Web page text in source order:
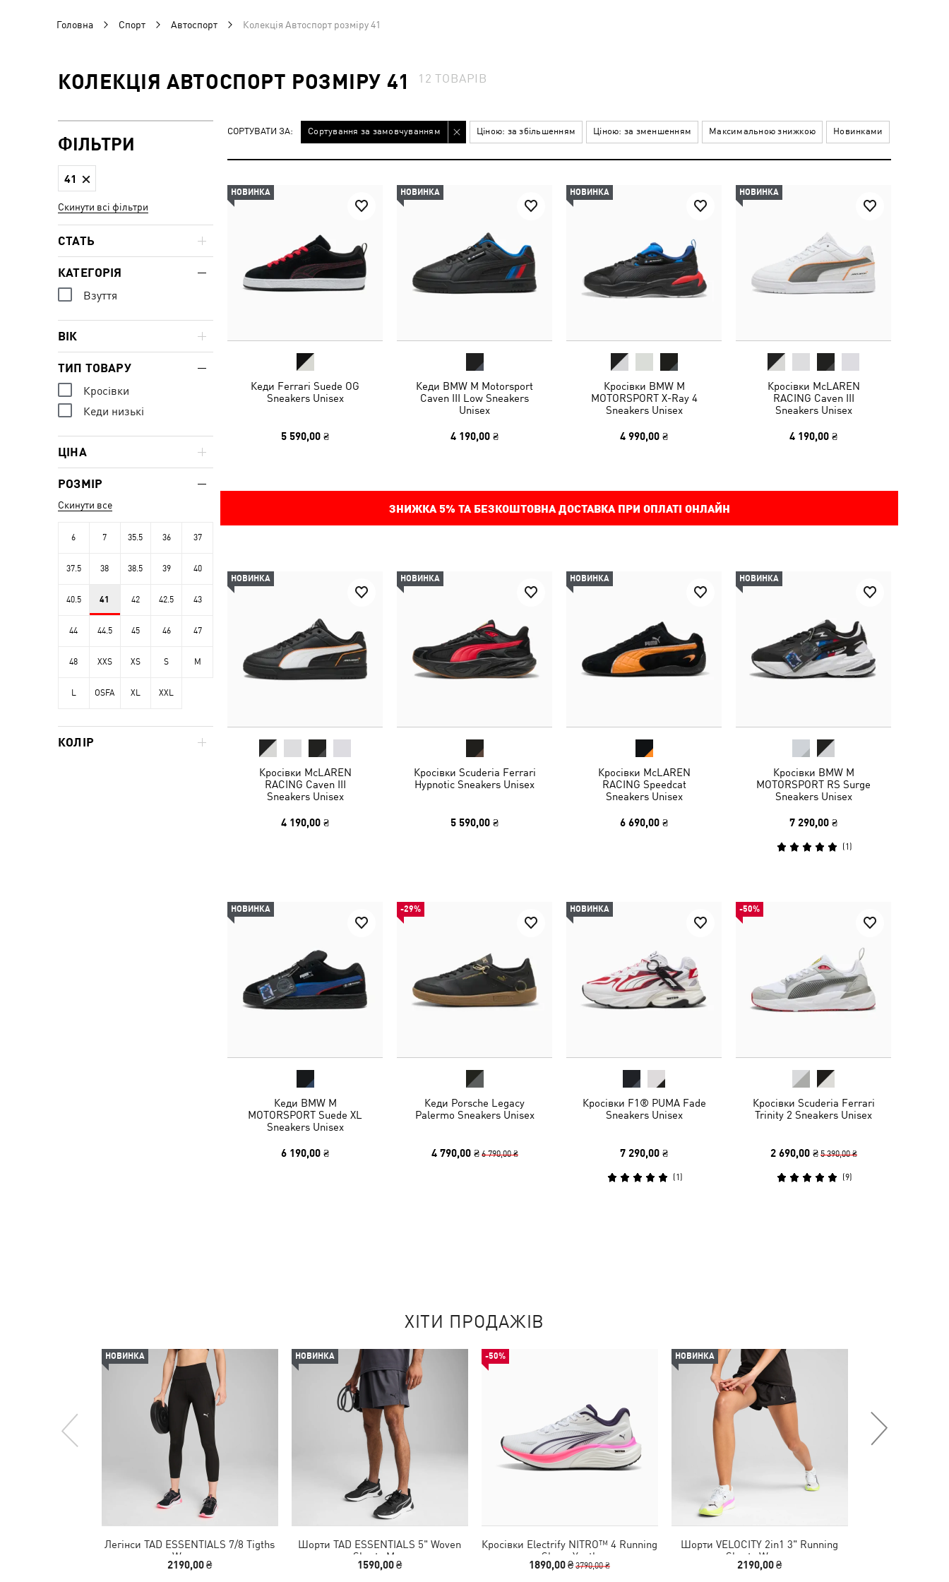
Головна Спорт Автоспорт Колекція Автоспорт розміру 41
КОЛЕКЦІЯ АВТОСПОРТ РОЗМІРУ 41 12ТОВАРІВ
СОРТУВАТИ ЗА: Сортування за замовчуванням Ціною: за збільшенням Ціною: за зменшенням Максимальною знижкою Новинками
НОВИНКА
Кеди Ferrari Suede OG
Sneakers Unisex
5 590,00 ₴
НОВИНКА
Кеди BMW M Motorsport
Caven III Low Sneakers
Unisex
4 190,00 ₴
НОВИНКА
Кросівки BMW M
MOTORSPORT X-Ray 4
Sneakers Unisex
4 990,00 ₴
НОВИНКА
Кросівки McLAREN
RACING Caven III
Sneakers Unisex
4 190,00 ₴
ЗНИЖКА 5% ТА БЕЗКОШТОВНА ДОСТАВКА ПРИ ОПЛАТІ ОНЛАЙН
НОВИНКА
Кросівки McLAREN
RACING Caven III
Sneakers Unisex
4 190,00 ₴
НОВИНКА
Кросівки Scuderia Ferrari
Hypnotic Sneakers Unisex
5 590,00 ₴
НОВИНКА
Кросівки McLAREN
RACING Speedcat
Sneakers Unisex
6 690,00 ₴
НОВИНКА
Кросівки BMW M
MOTORSPORT RS Surge
Sneakers Unisex
7 290,00 ₴
(1 )
НОВИНКА
Кеди BMW M
MOTORSPORT Suede XL
Sneakers Unisex
6 190,00 ₴
-29%
Кеди Porsche Legacy
Palermo Sneakers Unisex
4 790,00 ₴ 6 790,00 ₴
НОВИНКА
Кросівки F1® PUMA Fade
Sneakers Unisex
7 290,00 ₴
(1 )
-50%
Кросівки Scuderia Ferrari
Trinity 2 Sneakers Unisex
2 690,00 ₴ 5 390,00 ₴
(9)
ФІЛЬТРИ
41
Скинути всі фільтри
СТАТЬ
КАТЕГОРІЯ
Взуття
ВІК
ТИП ТОВАРУ
Кросівки
Кеди низькі
ЦІНА
РОЗМІР
Скинути все
6 7 35.5 36 37
37.5 38 38.5 39 40
40.5 41 42 42.5 43
44 44.5 45 46 47
48 XXS XS S M
L OSFA XL XXL
КОЛІР
ХІТИ ПРОДАЖІВ
НОВИНКА
Легінси TAD ESSENTIALS 7/8 Tigths
Women
2190,00 ₴
НОВИНКА
Шорти TAD ESSENTIALS 5" Woven
Shorts Men
1590,00 ₴
-50%
Кросівки Electrify NITRO™ 4 Running
Shoes Youth
1890,00 ₴3790,00 ₴
НОВИНКА
Шорти VELOCITY 2in1 3" Running
Shorts Women
2190,00 ₴